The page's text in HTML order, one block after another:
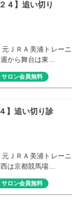
４】追い切り
ＪＲＡ美浦トレー
から舞台は東…
サロン会員無料
】追い切り診
ＪＲＡ美浦トレー
は京都競馬場…
サロン会員無料